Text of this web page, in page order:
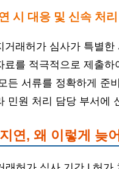
시 대응 및 신속 처
거래허가 심사가 특별
료를 적극적으로 제출
든 서류를 정확하게 준
민원 처리 담당 부서에
연, 왜 이렇게 늦